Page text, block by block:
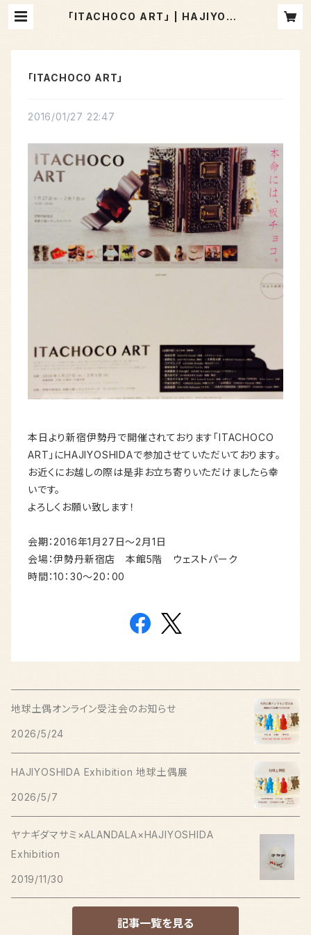
「ITACHOCO ART」 | HAJIYOSH
「ITACHOCO ART」
2016/01/27 22:47
本日より新宿伊勢丹で開催されております「ITACHOCO
ART」にHAJIYOSHIDAで参加させていただいております。
お近くにお越しの際は是非お立ち寄りいただけましたら幸
いです。
よろしくお願い致します！
会期：2016年1月27日〜2月1日
会場：伊勢丹新宿店 本館5階 ウェストパーク
時間：10：30〜20：00
地球土偶オンライン受注会のお知らせ
2026/5/24
HAJIYOSHIDA Exhibition 地球土偶展
2026/5/7
ヤナギダマサミ×ALANDALA×HAJIYOSHIDA
Exhibition
2019/11/30
記事一覧を見る